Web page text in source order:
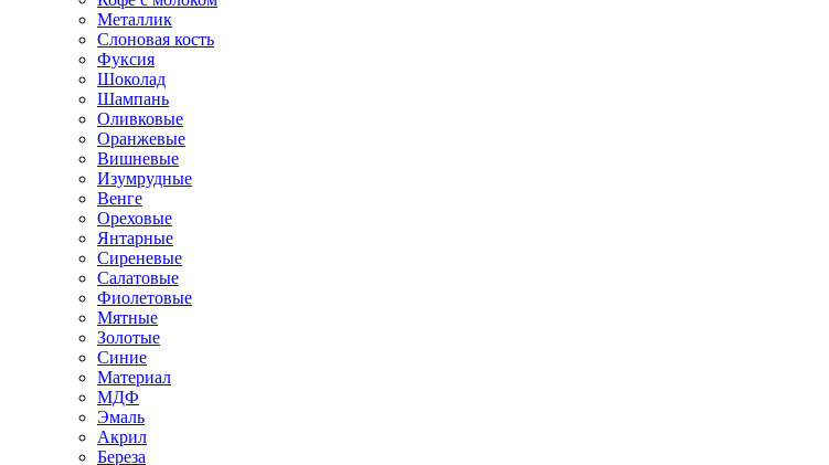
Металлик
Слоновая кость
Фуксия
Шоколад
Шампань
Оливковые
Оранжевые
Вишневые
Изумрудные
Венге
Ореховые
Янтарные
Сиреневые
Салатовые
Фиолетовые
Мятные
Золотые
Синие
Материал
МДФ
Эмаль
Акрил
Береза